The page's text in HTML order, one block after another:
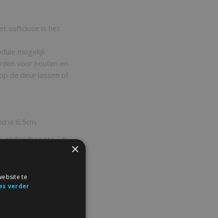
softclose is het
mogelijk
voor houten en
de deur lassen of
is 6,5cm.
plafondhoogte – 8
2 keer de
uw schuifdeur
×
te
verder